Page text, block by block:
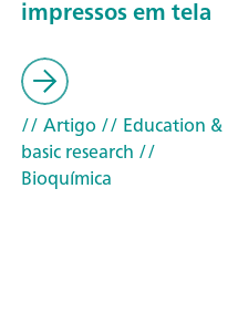
impressos em tela
// Artigo // Education &
basic research //
Bioquímica